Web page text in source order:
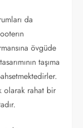
da
övgüde
taşıma
olarak rahat bir